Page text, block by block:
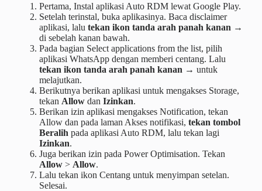
Pertama, Instal aplikasi Auto RDM lewat Google Play.
Setelah terinstal, buka aplikasinya. Baca disclaimer
aplikasi, lalu tekan ikon tanda arah panah kanan →
di sebelah kanan bawah.
Pada bagian Select applications from the list, pilih
aplikasi WhatsApp dengan memberi centang. Lalu
tekan ikon tanda arah panah kanan → untuk
melajutkan.
Berikutnya berikan aplikasi untuk mengakses Storage,
tekan Allowdan Izinkan.
Berikan izin aplikasi mengakses Notification, tekan
Allow dan pada laman Akses notifikasi, tekan tombol
Beralih pada aplikasi Auto RDM, lalu tekan lagi
Izinkan.
Juga berikan izin pada Power Optimisation. Tekan
Allow> Allow.
Lalu tekan ikon Centang untuk menyimpan setelan.
Selesai.